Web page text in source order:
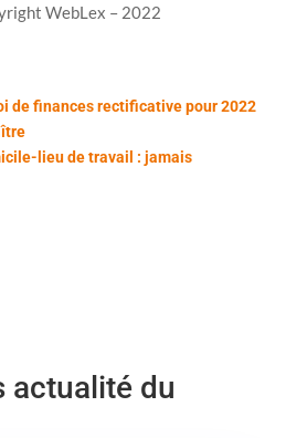
WebLex – 2022
de finances rectificative pour 2022
lieu de travail : jamais
actualité du